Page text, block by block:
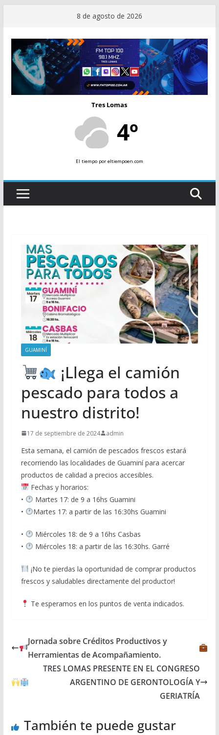
contenido
8 de agosto de 2026
Tres Lomas
4º
El tiempopor eltiempoen.com
GUAMINÍ
¡Llega el camión
pescado para todos a
nuestro distrito!
17 de septiembre de 2024 admin
Esta semana, el camión de pescados frescos estará
recorriendo las localidades de Guaminí para acercar
productos de calidad a precios accesibles.
Fechas y horarios:
•
Martes 17: de 9 a 16hs Guamini
•
Martes 17: a partir de las 16:30hs Guamini
•
Miércoles 18: de 9 a 16hs Casbas
•
Miércoles 18: a partir de las 16:30hs. Garré
¡No te pierdas la oportunidad de comprar productos
frescos y saludables directamente del productor!
Te esperamos en los puntos de venta indicados.
Jornada sobre Créditos Productivos y
Herramientas de Acompañamiento.
TRES LOMAS PRESENTE EN EL CONGRESO
ARGENTINO DE GERONTOLOGÍA Y
GERIATRÍA
También te puede gustar